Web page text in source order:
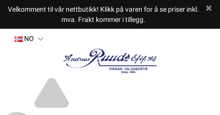
Velkomment til vår nettbutikk! Klikk på varen for å se priser inkl.
mva. Frakt kommer i tillegg.
NO